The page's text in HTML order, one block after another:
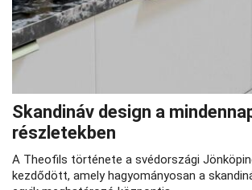
Skandináv design a
részletekben
A Theofils története a svédországi
kezdődött, amely hagyományosan a